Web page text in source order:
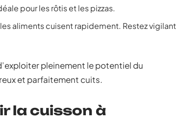
pour les rôtis et les pizzas.
aliments cuisent rapidement. Restez vigilant
pleinement le potentiel du
et parfaitement cuits.
la cuisson à